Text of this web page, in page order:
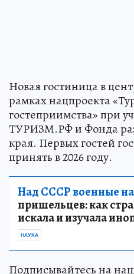
Новая гостиница в
рамках нацпроекта
гостеприимства» при
ТУРИЗМ.РФ и Фонда
края. Первых гостей
принять в 2026 году.
Над СССР военные
пришельцев: как
искала и изучала
НАУКА
Подписывайтесь на